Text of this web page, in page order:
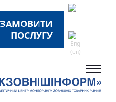
ЗАМОВИТИ
ПОСЛУГУ